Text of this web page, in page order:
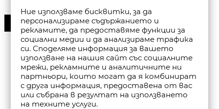
30%
Ние използваме бисквитки, за да
персонализираме съдържанието и
рекламите, да предоставяме функции за
социални медии и да анализираме трафика
си. Споделяме информация за вашето
използване на нашия сайт със социалните
мрежи, рекламните и аналитичните ни
партньори, които могат да я комбинират
с друга информация, предоставена от вас
или събрана в резултат на използването
на техните услуги.